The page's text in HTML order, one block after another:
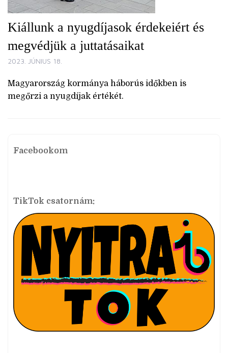
Kiállunk a nyugdíjasok érdekeiért és
megvédjük a juttatásaikat
2023. JÚNIUS 18.
Magyarország kormánya háborús időkben is
megőrzi a nyugdíjak értékét.
Facebookom
TikTok csatornám: